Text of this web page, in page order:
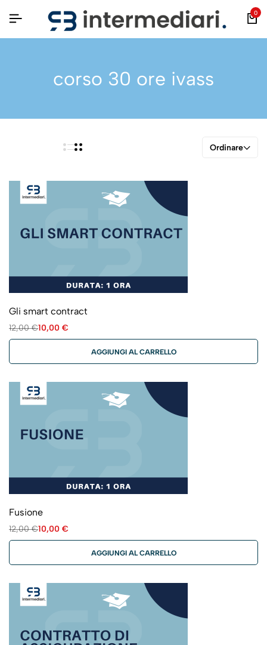
0
corso 30 ore ivass
Ordinare
Gli smart contract
12,00€10,00 €
AGGIUNGI AL CARRELLO
Fusione
12,00€10,00 €
AGGIUNGI AL CARRELLO